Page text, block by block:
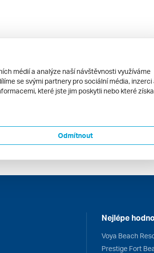
Nejlépe
Voya Beach
médií a analýze naší návštěvnosti využíváme
se svými partnery pro sociální média, inzerci
které jste jim poskytli nebo které
Odmítnout